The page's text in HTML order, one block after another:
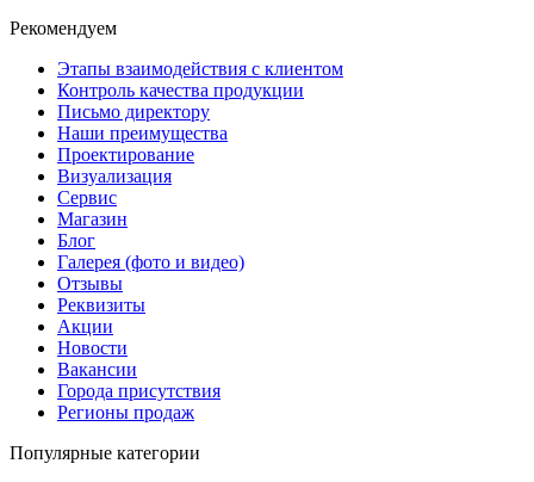
Рекомендуем
Этапы взаимодействия с клиентом
Контроль качества продукции
Письмо директору
Наши преимущества
Проектирование
Визуализация
Сервис
Магазин
Блог
Галерея (фото и видео)
Отзывы
Реквизиты
Акции
Новости
Вакансии
Города присутствия
Регионы продаж
Популярные категории